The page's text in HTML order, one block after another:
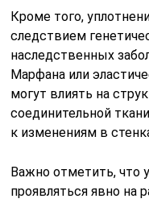
Кроме того,
следствием
наследственных
Марфана или
могут влиять на
соединительной
к изменениям в
Важно отметить, что
проявляться явно на